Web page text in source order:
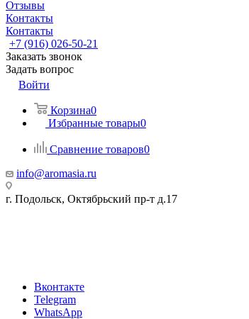
Отзывы
Контакты
Контакты
+7 (916) 026-50-21
Заказать звонок
Задать вопрос
Войти
Корзина0
Избранные товары0
Сравнение товаров0
info@aromasia.ru
г. Подольск, Октябрьский пр-т д.17
Вконтакте
Telegram
WhatsApp